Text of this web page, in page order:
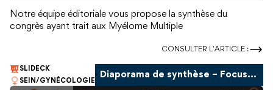
Notre équipe éditoriale vous propose la synthèse du
congrès ayant trait aux Myélome Multiple
CONSULTER L'ARTICLE :
SLIDECK
SEIN/GYNÉCOLOGIE
Diaporama de synthèse – Focus Tumeurs mammaires